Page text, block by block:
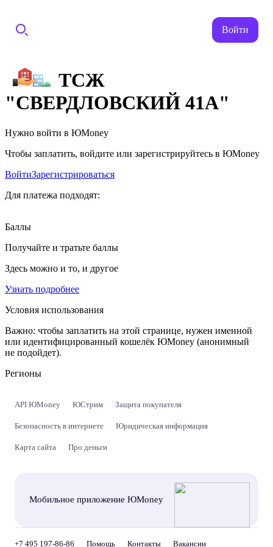
Войти
ТСЖ
"СВЕРДЛОВСКИЙ 41А"
Нужно войти в ЮMoney
Чтобы заплатить, войдите или зарегистрируйтесь в ЮMoney
ВойтиЗарегистрироваться
Для платежа подходят:
Баллы
Получайте и тратьте баллы
Здесь можно и то, и другое
Узнать подробнее
Условия использования
Важно: чтобы заплатить на этой странице, нужен именной
или идентифицированный кошелёк ЮMoney (анонимный
не подойдет).
Регионы
API ЮMoney ЮСтрим Защита покупателя
Безопасность в интернете Юридическая информация
Карта сайта Про деньги
Мобильное приложение ЮMoney
+7 495 197-86-86 Помощь Контакты Вакансии